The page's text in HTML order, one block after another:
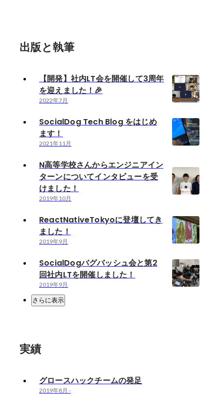
出版と執筆
【開発】社内LT会を開催して3周年
を迎えました！🎉
2022年7月
SocialDog Tech Blog をはじめ
ます！
2021年11月
N高等学校さんからエンジニアイン
ターンについてインタビューを受
けました！
2019年10月
ReactNativeTokyoに登壇してき
ました！
2019年9月
SocialDogバグバッシュ会と第2
回社内LTを開催しました！
2019年9月
さらに表示
実績
グロースハックチームの発足
2019年8月 -